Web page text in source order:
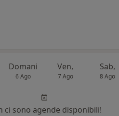
Domani
6 Ago
Ven,
7 Ago
Sab,
8 Ago
ci sono agende disponibili!